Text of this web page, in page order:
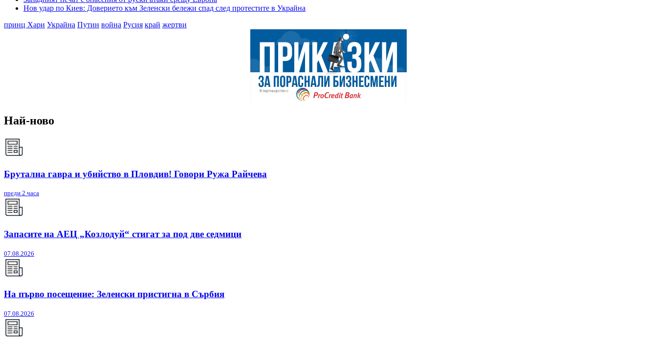
Нов удар по Киев: Доверието към Зеленски бележи спад след протестите в Украйна
принц Хари Украйна Путин война Русия край жертви
Най-ново
Брутална гавра и убийство в Пловдив! Говори Ружа Райчева
преди 2 часа
Запасите на АЕЦ „Козлодуй“ стигат за под две седмици
07.08.2026
На първо посещение: Зеленски пристигна в Сърбия
07.08.2026